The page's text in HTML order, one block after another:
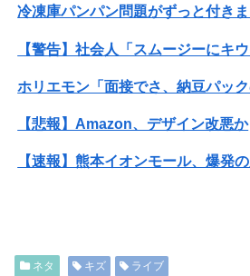
【悲報】Amazon、デザイン改悪か
ネタ キズ ライブ